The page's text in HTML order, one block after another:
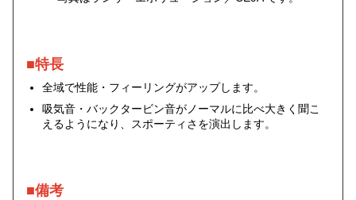
■特長
全域で性能・フィーリングがアップします。
吸気音・バックタービン音がノーマルに比べ大きく聞こ
えるようになり、スポーティさを演出します。
■備考